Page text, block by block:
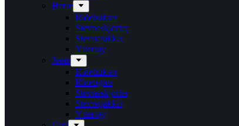
Herre
Ridebukser
Stevneskjorter
Stevnejakker
Yttertøy
Jente
Ridebukser
Ridetights
Stevneskjorter
Stevnejakker
Yttertøy